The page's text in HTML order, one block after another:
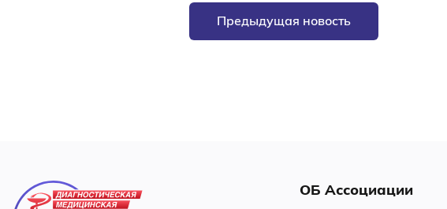
Предыдущая новость
ОБ Ассоциации